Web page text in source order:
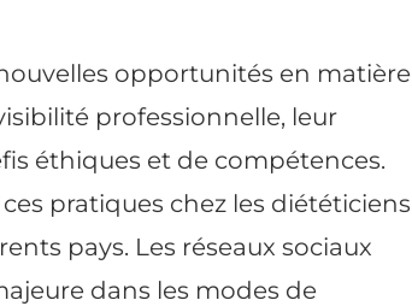
opportunités en matière
professionnelle, leur
éthiques et de compétences.
pratiques chez les diététiciens
pays. Les réseaux sociaux
dans les modes de